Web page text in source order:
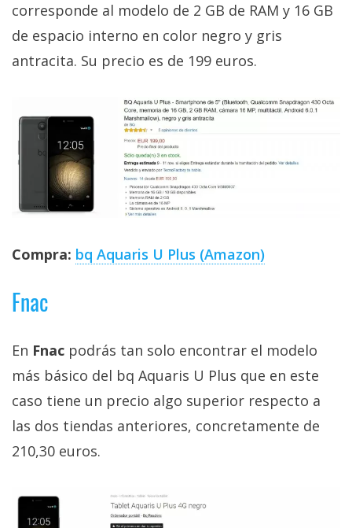
corresponde al modelo de 2 GB de RAM y 16 GB
de espacio interno en color negro y gris
antracita. Su precio es de 199 euros.
Compra: bq Aquaris U Plus (Amazon)
Fnac
En Fnac podrás tan solo encontrar el modelo
más básico del bq Aquaris U Plus que en este
caso tiene un precio algo superior respecto a
las dos tiendas anteriores, concretamente de
210,30 euros.